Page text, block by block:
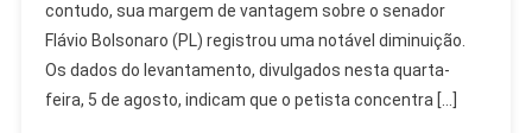
39%,
Flávio
Bolsonaro
Avança
contudo, sua margem de vantagem sobre o senador
Flávio Bolsonaro (PL) registrou uma notável diminuição.
Os dados do levantamento, divulgados nesta quarta-
feira, 5 de agosto, indicam que o petista concentra […]